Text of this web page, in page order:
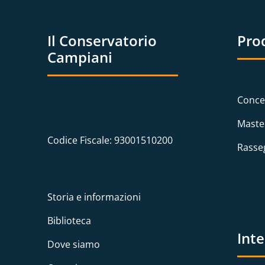
Il Conservatorio
Campiani
Codice Fiscale: 93001510200
Storia e informazioni
Biblioteca
Dove siamo